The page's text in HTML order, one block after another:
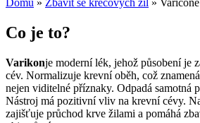
Co je to?
Varikonje moderní lék, jehož působení je
cév. Normalizuje krevní oběh, což
nejen viditelné příznaky. Odpadá samotná
Nástroj má pozitivní vliv na krevní cévy.
zajišťuje průchod krve žilami a pomáhá